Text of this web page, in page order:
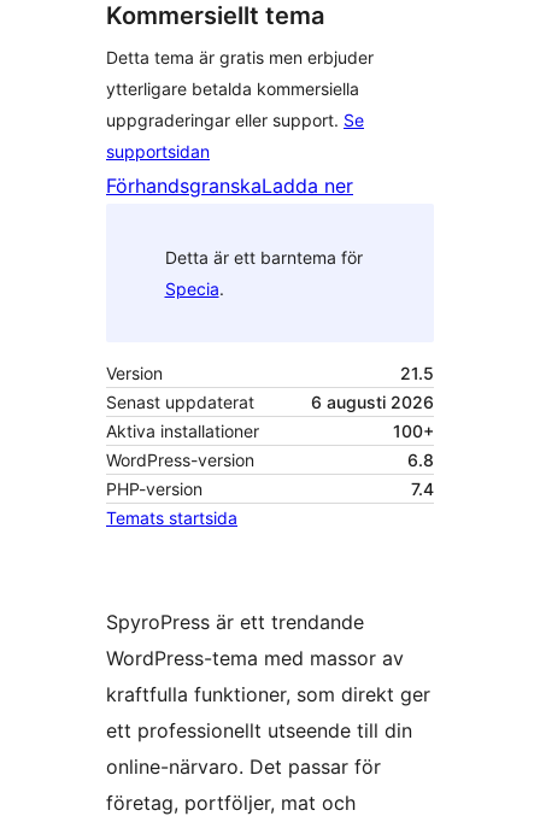
Kommersiellt tema
Detta tema är gratis men erbjuder
ytterligare betalda kommersiella
uppgraderingar eller support. Se
supportsidan
FörhandsgranskaLadda ner
Detta är ett barntema för
Specia.
Version
21.5
Senast uppdaterat
6 augusti 2026
Aktiva installationer
100+
WordPress-version
6.8
PHP-version
7.4
Temats startsida
SpyroPress är ett trendande
WordPress-tema med massor av
kraftfulla funktioner, som direkt ger
ett professionellt utseende till din
online-närvaro. Det passar för
företag, portföljer, mat och